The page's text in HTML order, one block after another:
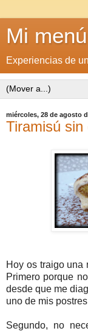
Mi
Experiencias de
miércoles, 28 de agosto
Tiramisú sin
Hoy os traigo una
Primero porque
desde que me
uno de mis
Segundo, no